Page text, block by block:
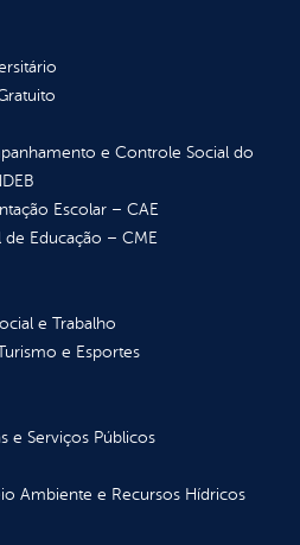
e Controle Social do
Escolar – CAE
Educação – CME
e Trabalho
e Esportes
e Serviços Públicos
Ambiente e Recursos Hídricos